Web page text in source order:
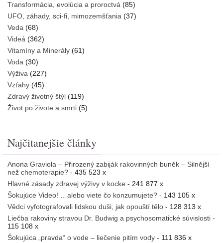
Transformácia, evolúcia a proroctvá (85)
UFO, záhady, sci-fi, mimozemšťania (37)
Veda (68)
Videá (362)
Vitamíny a Minerály (61)
Voda (30)
Výživa (227)
Vzťahy (45)
Zdravý životný štýl (119)
Život po živote a smrti (5)
Najčitanejšie články
Anona Graviola – Přirozený zabiják rakovinných buněk – Silnější
než chemoterapie? - 435 523 x
Hlavné zásady zdravej výživy v kocke - 241 877 x
Šokujúce Video! …alebo viete čo konzumujete? - 143 105 x
Vědci vyfotografovali lidskou duši, jak opouští tělo - 128 313 x
Liečba rakoviny stravou Dr. Budwig a psychosomatické súvislosti -
115 108 x
Šokujúca „pravda“ o vode – liečenie pitím vody - 111 836 x